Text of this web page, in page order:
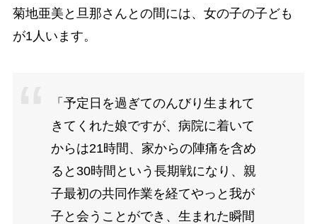
菊地亜美と旦那さんとの間には、女の子の子ども
が1人います。
「予定日を過ぎてのんびり生まれて
きてくれた娘ですが、病院に着いて
からは21時間、家からの陣痛を含め
ると30時間という長期戦になり、親
子最初の共同作業を経てやっと我が
子と会うことができ、生まれた瞬間